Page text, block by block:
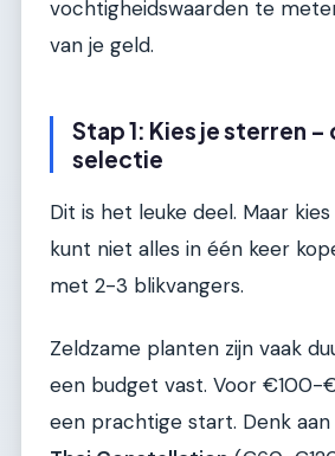
vochtigheidswaarden te
van je geld.
Stap 1: Kies je sterren
selectie
Dit is het leuke deel. Maar
kunt niet alles in één keer
met 2-3 blikvangers.
Zeldzame planten zijn vaak
een budget vast. Voor €100-
een prachtige start. Denk